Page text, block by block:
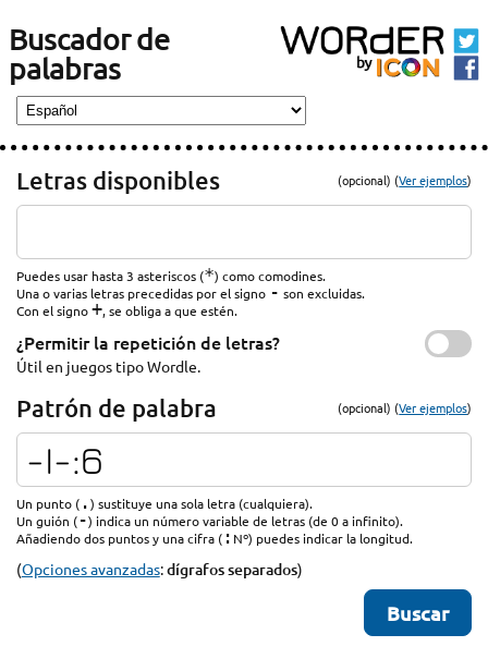
Buscador de
palabras
Letras disponibles (opcional) (Ver ejemplos)
Puedes usar hasta 3 asteriscos (*) como comodines.
Una o varias letras precedidas por el signo - son excluidas.
Con el signo+, se obliga a que estén.
¿Permitir la repetición de letras?
Útil en juegos tipo Wordle.
Patrón de palabra (opcional) (Ver ejemplos)
Un punto (.) sustituye una sola letra (cualquiera).
Un guión (-) indica un número variable de letras (de 0 a infinito).
Añadiendo dos puntos y una cifra (: Nº) puedes indicar la longitud.
(Opciones avanzadas:dígrafos separados)